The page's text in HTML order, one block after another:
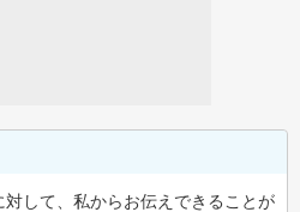
して、私からお伝えできることが